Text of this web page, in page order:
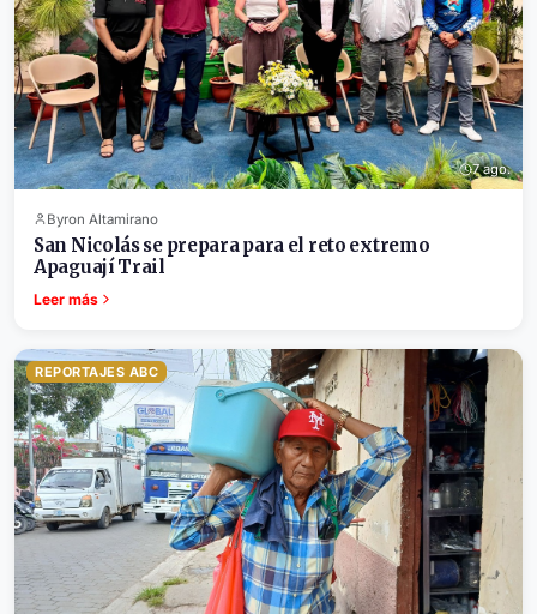
7 ago.
Byron Altamirano
San Nicolás se prepara para el reto extremo
Apaguají Trail
Leer más
REPORTAJES ABC